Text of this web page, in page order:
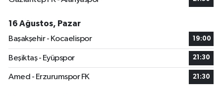
16 Ağustos, Pazar
Başakşehir - Kocaelispor
19:00
Beşiktaş - Eyüpspor 21:30
Amed - Erzurumspor FK 21:30